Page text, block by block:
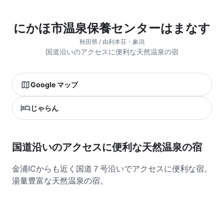
にかほ市温泉保養センターはまなす
秋田県 / 由利本荘・象潟
国道沿いのアクセスに便利な天然温泉の宿
Google マップ
じゃらん
国道沿いのアクセスに便利な天然温泉の宿
金浦ICからも近く国道７号沿いでアクセスに便利な宿。
湯量豊富な天然温泉の宿。